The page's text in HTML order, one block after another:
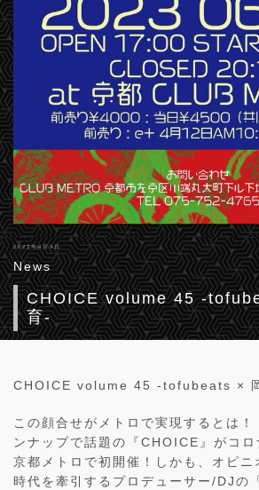
2023年4月9日
News
CHOICE volume 45 -
育-
CHOICE volume 45 -tofubeats ×
この顔合せがメトロで実現するとは！
ンナップで話題の『CHOICE』がコ
京都メトロで初開催！しかも、オピニ
時代を牽引するプロデューサー/DJ